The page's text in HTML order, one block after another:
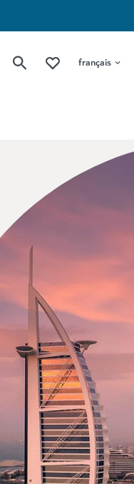
français